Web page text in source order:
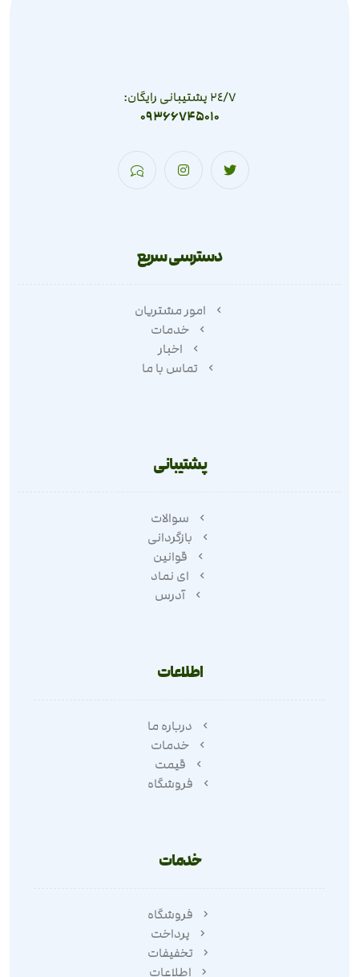
٢٤/٧ پشتیبانی رایگان:
09366745010
دسترسی سریع
امور مشتریان
خدمات
اخبار
تماس با ما
پشتیبانی
سوالات
بازگردانی
قوانین
ای نماد
آدرس
اطلاعات
درباره ما
خدمات
قیمت
فروشگاه
خدمات
فروشگاه
پرداخت
تخفیفات
اطلاعات